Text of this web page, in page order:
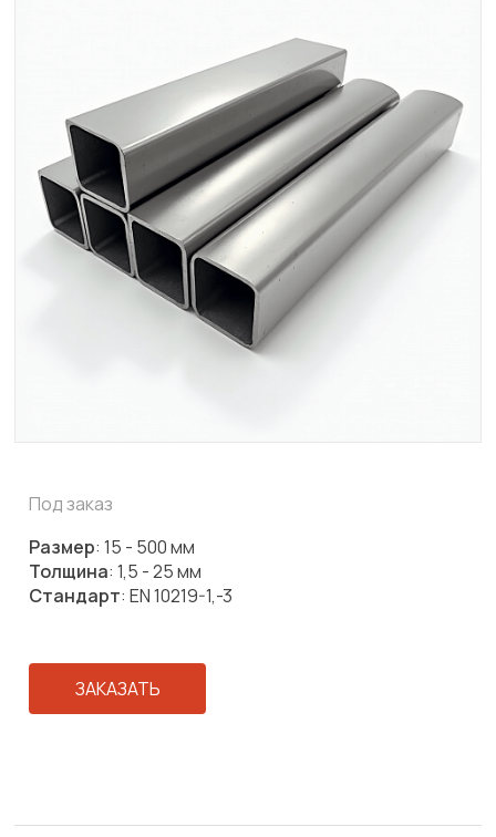
Под заказ
Размер: 15 - 500 мм
Толщина: 1,5 - 25 мм
Стандарт: EN 10219-1,-3
ЗАКАЗАТЬ